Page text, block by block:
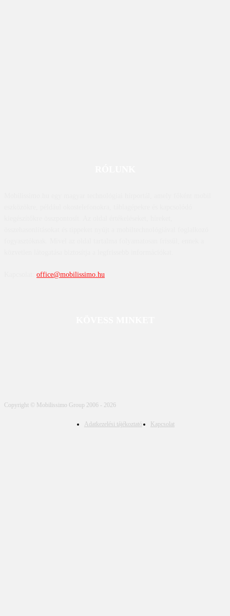
office@mobilissimo.hu
Copyright © Mobilissimo Group 2006 - 2026
Adatkezelési tájékoztató Kapcsolat